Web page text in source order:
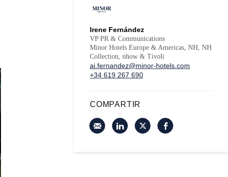
Irene Fernández
VP PR & Communications
Minor Hotels Europe & Americas, NH, NH
Collection, nhow & Tivoli
ai.fernandez@minor-hotels.com
+34 619 267 690
COMPARTIR